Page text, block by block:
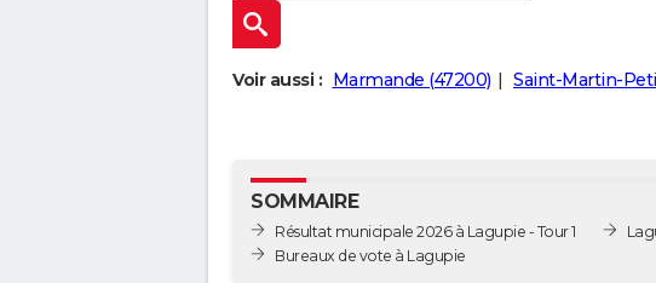
Voir aussi : Marmande (47200) Saint-Martin-
SOMMAIRE
Résultat municipale 2026 à Lagupie - Tour 1
Bureaux de vote à Lagupie